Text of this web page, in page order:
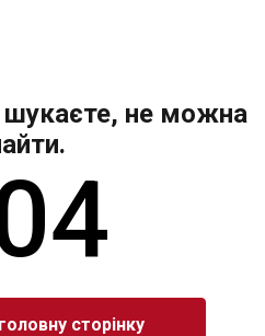
шукаєте, не можна
сторінку